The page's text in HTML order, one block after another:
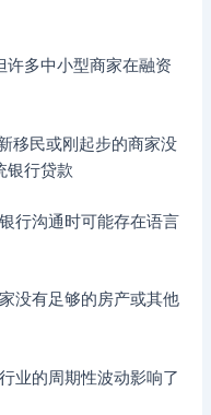
许多中小型商家在融资
移民或刚起步的商家没
银行贷款
行沟通时可能存在语言
没有足够的房产或其他
业的周期性波动影响了